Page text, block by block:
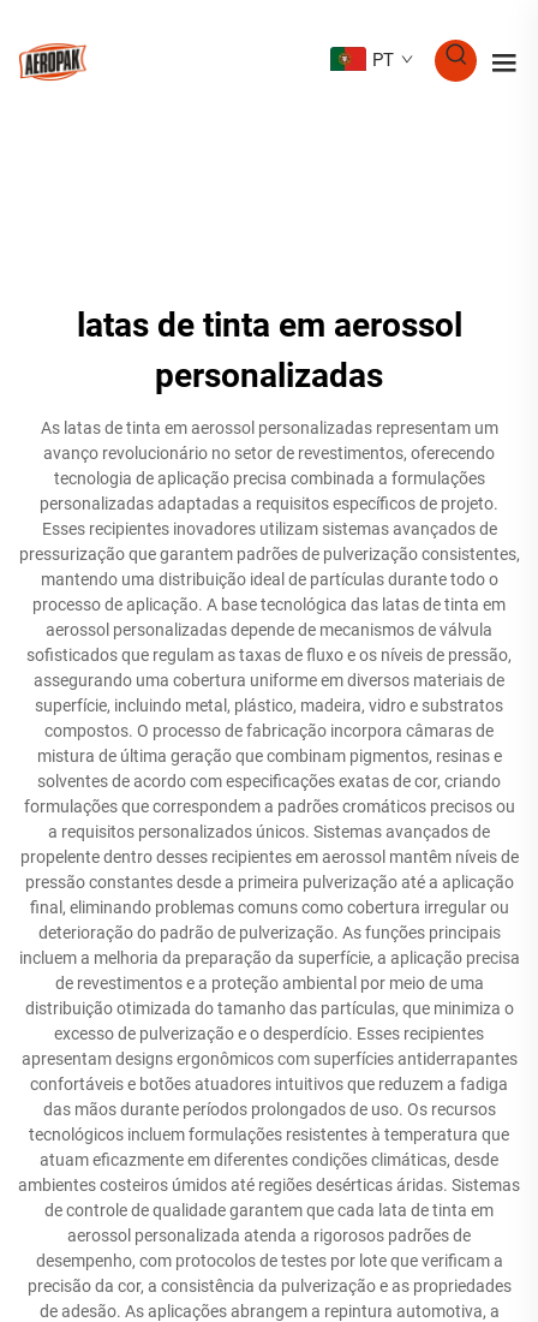
PT
latas de tinta em aerossol
personalizadas
As latas de tinta em aerossol personalizadas representam um
avanço revolucionário no setor de revestimentos, oferecendo
tecnologia de aplicação precisa combinada a formulações
personalizadas adaptadas a requisitos específicos de projeto.
Esses recipientes inovadores utilizam sistemas avançados de
pressurização que garantem padrões de pulverização consistentes,
mantendo uma distribuição ideal de partículas durante todo o
processo de aplicação. A base tecnológica das latas de tinta em
aerossol personalizadas depende de mecanismos de válvula
sofisticados que regulam as taxas de fluxo e os níveis de pressão,
assegurando uma cobertura uniforme em diversos materiais de
superfície, incluindo metal, plástico, madeira, vidro e substratos
compostos. O processo de fabricação incorpora câmaras de
mistura de última geração que combinam pigmentos, resinas e
solventes de acordo com especificações exatas de cor, criando
formulações que correspondem a padrões cromáticos precisos ou
a requisitos personalizados únicos. Sistemas avançados de
propelente dentro desses recipientes em aerossol mantêm níveis de
pressão constantes desde a primeira pulverização até a aplicação
final, eliminando problemas comuns como cobertura irregular ou
deterioração do padrão de pulverização. As funções principais
incluem a melhoria da preparação da superfície, a aplicação precisa
de revestimentos e a proteção ambiental por meio de uma
distribuição otimizada do tamanho das partículas, que minimiza o
excesso de pulverização e o desperdício. Esses recipientes
apresentam designs ergonômicos com superfícies antiderrapantes
confortáveis e botões atuadores intuitivos que reduzem a fadiga
das mãos durante períodos prolongados de uso. Os recursos
tecnológicos incluem formulações resistentes à temperatura que
atuam eficazmente em diferentes condições climáticas, desde
ambientes costeiros úmidos até regiões desérticas áridas. Sistemas
de controle de qualidade garantem que cada lata de tinta em
aerossol personalizada atenda a rigorosos padrões de
desempenho, com protocolos de testes por lote que verificam a
precisão da cor, a consistência da pulverização e as propriedades
de adesão. As aplicações abrangem a repintura automotiva, a